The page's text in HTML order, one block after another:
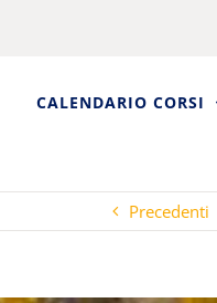
CALENDARIO CORSI
Precedenti